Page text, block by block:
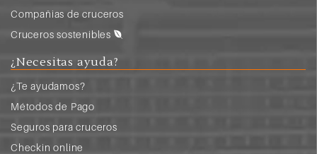
Compañias de cruceros
Cruceros sostenibles
¿Necesitas ayuda?
¿Te ayudamos?
Métodos de Pago
Seguros para cruceros
Checkin online